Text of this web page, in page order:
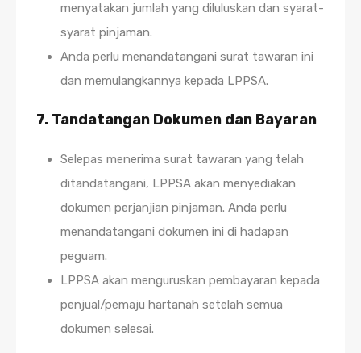
menyatakan jumlah yang diluluskan dan syarat-
syarat pinjaman.
Anda perlu menandatangani surat tawaran ini
dan memulangkannya kepada LPPSA.
7. Tandatangan Dokumen dan Bayaran
Selepas menerima surat tawaran yang telah
ditandatangani, LPPSA akan menyediakan
dokumen perjanjian pinjaman. Anda perlu
menandatangani dokumen ini di hadapan
peguam.
LPPSA akan menguruskan pembayaran kepada
penjual/pemaju hartanah setelah semua
dokumen selesai.